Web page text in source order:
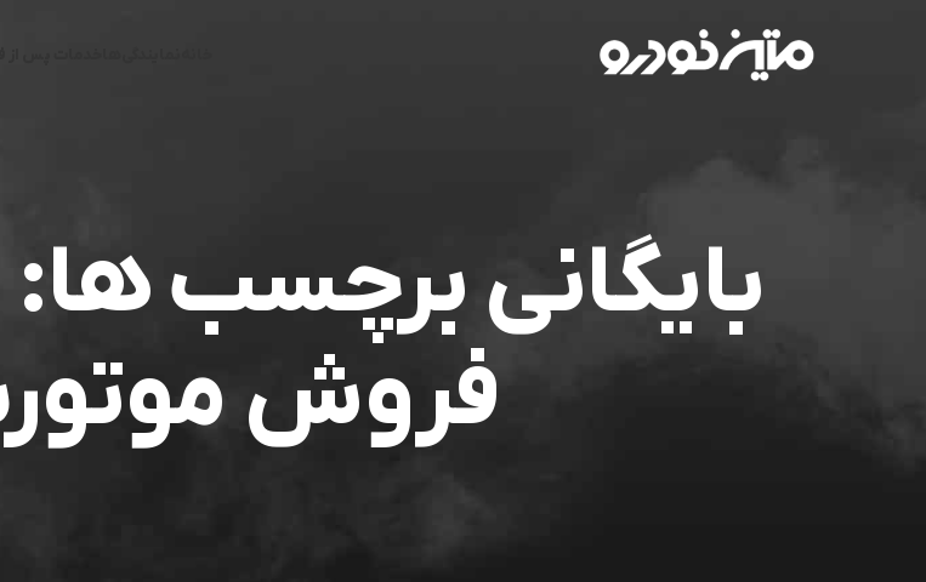
بایگانی برچسب
فروش